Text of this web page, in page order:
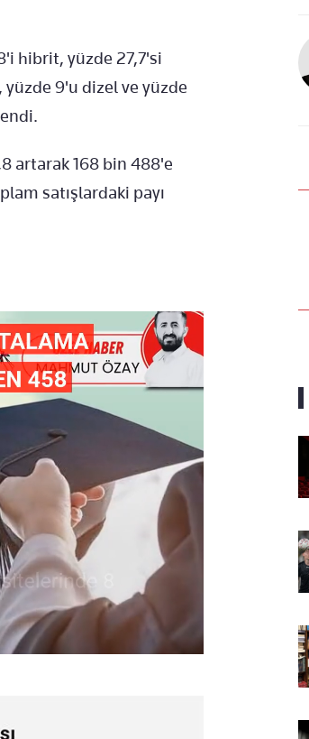
hibrit, yüzde 27,7'si
9'u dizel ve yüzde
artarak 168 bin 488'e
satışlardaki payı